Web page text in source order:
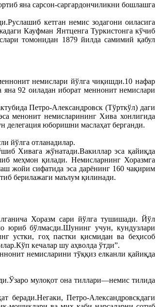
яна сарсон-саргардончиликни бошлашга
кетган немис зодагони оиласига
Кауфман Янтценга Туркистонга кўчиб
томонидан 1879 йилда самимий қабул
немислари йўлга чиқишди.10 нафар
92 оиладан иборат меннонит немислари
Петро-Александровск (Тўрткўл) даги
менонит немисларининг Хива хонлигида
делегация юборишни маслаҳат берганди.
йўлга отланадилар.
Хивага жўнатади.Вакиллар эса қайиқда
меҳмон қилади. Немисларнинг Хоразмга
жойи сифатида эса дарёнинг 160 чақирим
берилажаги маълум қилинади.
Хоразм сари йўлга тушишади. Йўл
юриб бўлмасди.Шунинг учун, кундузлари
устки, гоҳ пастки қисмидан ва беҳисоб
кечалар шу аҳволда ўтди”.
немисларини тўққиз елканли қайиқда
мулоқот она тиллари—немис тилида
беради.Негаки, Петро-Александровскдаги